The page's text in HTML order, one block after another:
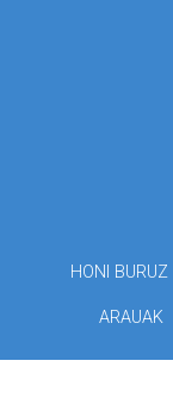
HONI BURUZ
ARAUAK